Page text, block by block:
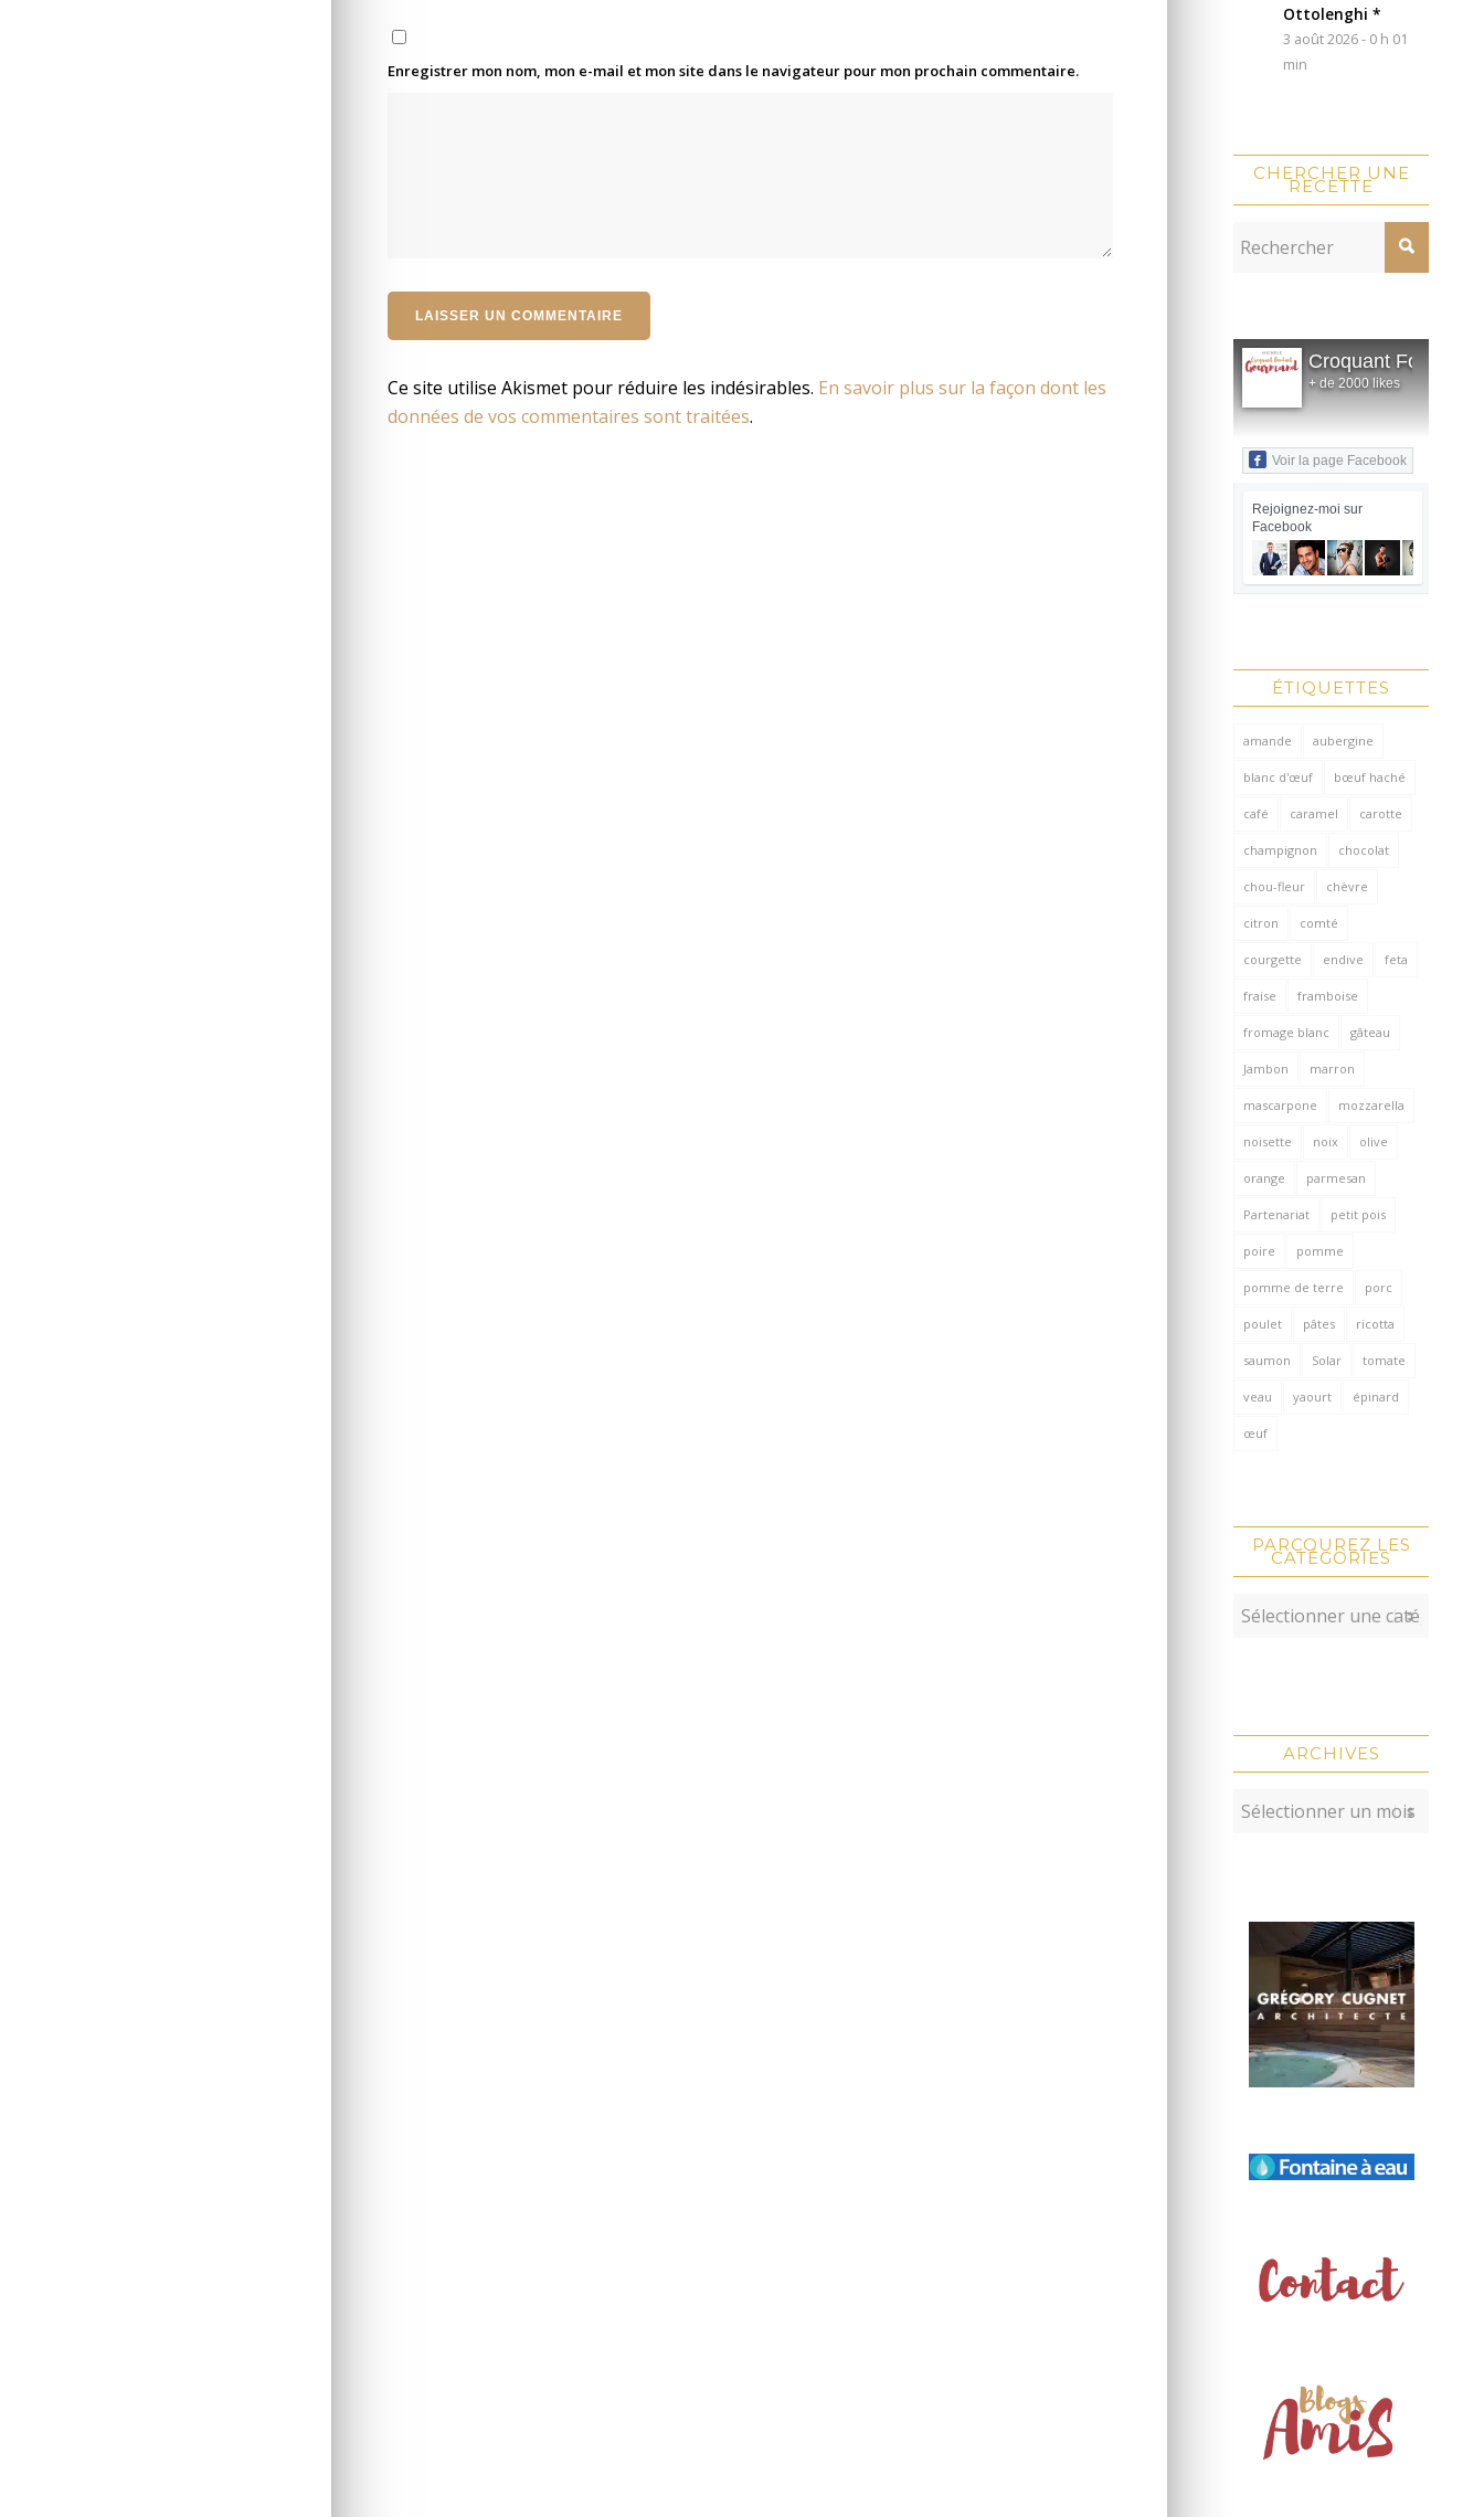
Enregistrer mon nom, mon e-mail et mon site dans le navigateur pour mon prochain commentaire.
Ce site utilise Akismet pour réduire les indésirables. En savoir plus sur la façon dont les
données de vos commentaires sont traitées.
Ottolenghi *
3 août 2026 - 0 h 01
min
CHERCHER UNE
RECETTE
Croquant Fondant
+ de 2000 likes
Voir la page Facebook
Rejoignez-moi sur
Facebook
ÉTIQUETTES
amande aubergine
blanc d'œuf bœuf haché
café caramel carotte
champignon chocolat
chou-fleur chèvre
citron comté
courgette endive feta
fraise framboise
fromage blanc gâteau
Jambon marron
mascarpone mozzarella
noisette noix olive
orange parmesan
Partenariat petit pois
poire pomme
pomme de terre porc
poulet pâtes ricotta
saumon Solar tomate
veau yaourt épinard
œuf
PARCOUREZ LES
CATÉGORIES
ARCHIVES